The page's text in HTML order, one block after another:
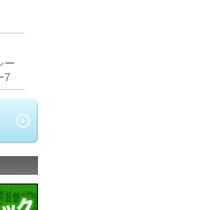
ー
7